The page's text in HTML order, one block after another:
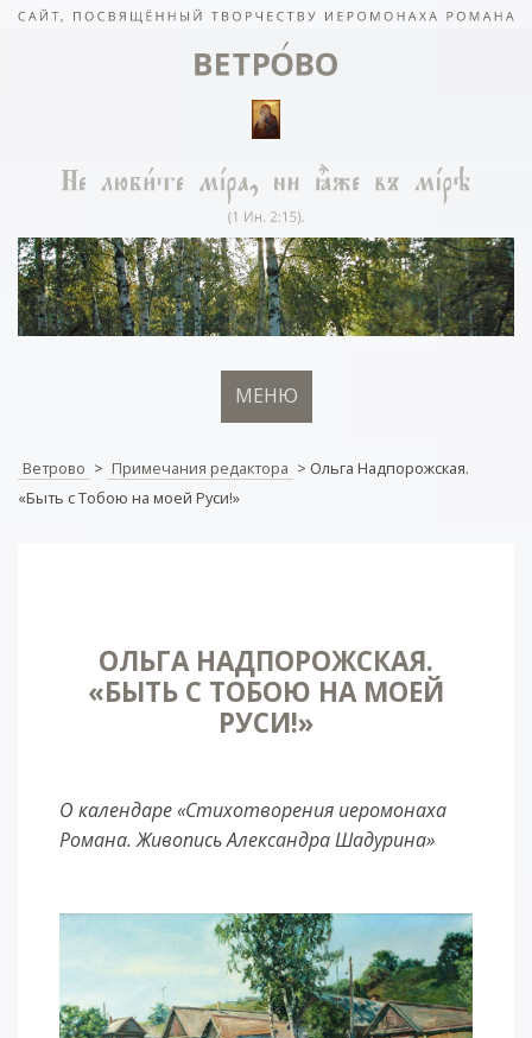
МЕНЮ
Ветрово > Примечания редактора > Ольга Надпорожская.
«Быть с Тобою на моей Руси!»
ОЛЬГА НАДПОРОЖСКАЯ.
«БЫТЬ С ТОБОЮ НА МОЕЙ
РУСИ!»
О календаре «Стихотворения иеромонаха
Романа. Живопись Александра Шадурина»